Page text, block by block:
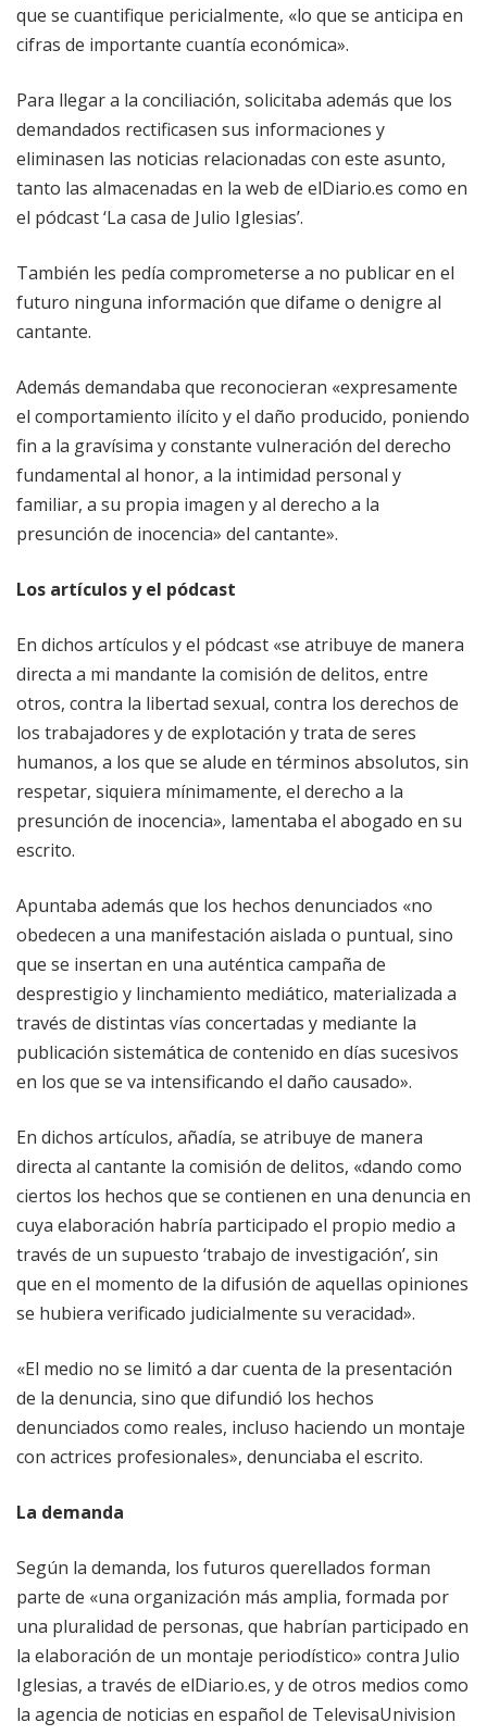
que se cuantifique pericialmente, «lo que se anticipa en
cifras de importante cuantía económica».
Para llegar a la conciliación, solicitaba además que los
demandados rectificasen sus informaciones y
eliminasen las noticias relacionadas con este asunto,
tanto las almacenadas en la web de elDiario.es como en
el pódcast ‘La casa de Julio Iglesias’.
También les pedía comprometerse a no publicar en el
futuro ninguna información que difame o denigre al
cantante.
Además demandaba que reconocieran «expresamente
el comportamiento ilícito y el daño producido, poniendo
fin a la gravísima y constante vulneración del derecho
fundamental al honor, a la intimidad personal y
familiar, a su propia imagen y al derecho a la
presunción de inocencia» del cantante».
Los artículos y el pódcast
En dichos artículos y el pódcast «se atribuye de manera
directa a mi mandante la comisión de delitos, entre
otros, contra la libertad sexual, contra los derechos de
los trabajadores y de explotación y trata de seres
humanos, a los que se alude en términos absolutos, sin
respetar, siquiera mínimamente, el derecho a la
presunción de inocencia», lamentaba el abogado en su
escrito.
Apuntaba además que los hechos denunciados «no
obedecen a una manifestación aislada o puntual, sino
que se insertan en una auténtica campaña de
desprestigio y linchamiento mediático, materializada a
través de distintas vías concertadas y mediante la
publicación sistemática de contenido en días sucesivos
en los que se va intensificando el daño causado».
En dichos artículos, añadía, se atribuye de manera
directa al cantante la comisión de delitos, «dando como
ciertos los hechos que se contienen en una denuncia en
cuya elaboración habría participado el propio medio a
través de un supuesto ‘trabajo de investigación’, sin
que en el momento de la difusión de aquellas opiniones
se hubiera verificado judicialmente su veracidad».
«El medio no se limitó a dar cuenta de la presentación
de la denuncia, sino que difundió los hechos
denunciados como reales, incluso haciendo un montaje
con actrices profesionales», denunciaba el escrito.
La demanda
Según la demanda, los futuros querellados forman
parte de «una organización más amplia, formada por
una pluralidad de personas, que habrían participado en
la elaboración de un montaje periodístico» contra Julio
Iglesias, a través de elDiario.es, y de otros medios como
la agencia de noticias en español de TelevisaUnivision